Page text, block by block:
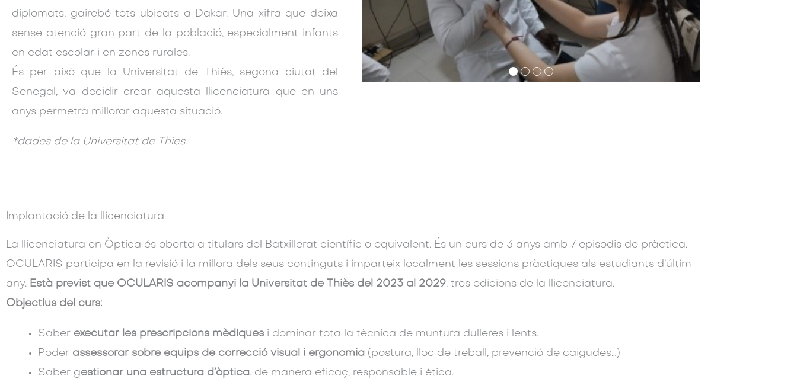
diplomats, gairebé tots ubicats a Dakar. Una xifra que deixa
sense atenció gran part de la població, especialment infants
en edat escolar i en zones rurales.
És per això que la Universitat de Thiès, segona ciutat del
Senegal, va decidir crear aquesta llicenciatura que en uns
anys permetrà millorar aquesta situació.
*dades de la Universitat de Thies.
Implantació de la llicenciatura
La llicenciatura en Òptica és oberta a titulars del Batxillerat científic o equivalent. És un curs de 3 anys amb 7 episodis de pràctica.
OCULARIS participa en la revisió i la millora dels seus continguts i imparteix localment les sessions pràctiques als estudiants d’últim
any. Està previst que OCULARIS acompanyi la Universitat de Thiès del 2023 al 2029, tres edicions de la llicenciatura.
Objectius del curs:
Saber executar les prescripcions mèdiques i dominar tota la tècnica de muntura dulleres i lents.
Poder assessorar sobre equips de correcció visual i ergonomia (postura, lloc de treball, prevenció de caigudes…)
Saber gestionar una estructura d’òptica. de manera eficaç, responsable i ètica.